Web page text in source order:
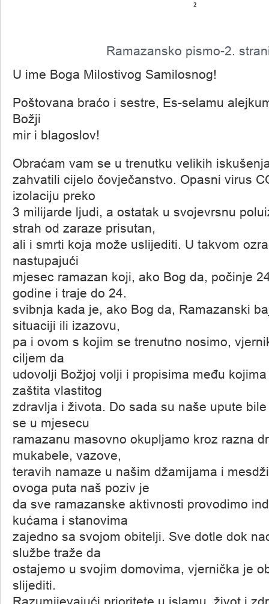
Ramazansko pismo-2.
U ime Boga Milostivog Samilosnog!
Poštovana braćo i sestre, Es-selamu
Božji
mir i blagoslov!
Obraćam vam se u trenutku velikih
zahvatili cijelo čovječanstvo. Opasni virus
izolaciju preko
3 milijarde ljudi, a ostatak u svojevrsnu
strah od zaraze prisutan,
ali i smrti koja može uslijediti. U takvom
nastupajući
mjesec ramazan koji, ako Bog da, počinje
godine i traje do 24.
svibnja kada je, ako Bog da, Ramazanski
situaciji ili izazovu,
pa i ovom s kojim se trenutno nosimo,
ciljem da
udovolji Božjoj volji i propisima među
zaštita vlastitog
zdravlja i života. Do sada su naše upute
se u mjesecu
ramazanu masovno okupljamo kroz razna
mukabele, vazove,
teravih namaze u našim džamijama i
ovoga puta naš poziv je
da sve ramazanske aktivnosti provodimo
kućama i stanovima
zajedno sa svojom obitelji. Sve dotle dok
službe traže da
ostajemo u svojim domovima, vjernička je
slijediti.